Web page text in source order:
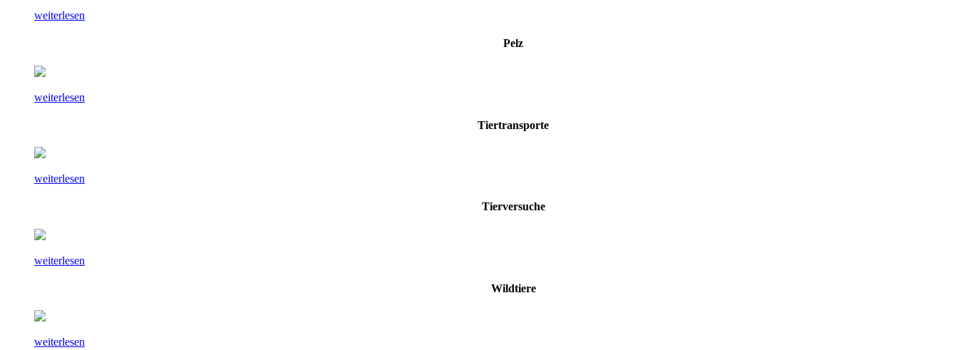
weiterlesen
Pelz
weiterlesen
Tiertransporte
weiterlesen
Tierversuche
weiterlesen
Wildtiere
weiterlesen